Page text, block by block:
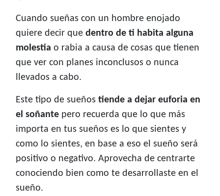
Cuando sueñas con un hombre enojado
quiere decir que dentro de ti habita alguna
molestia o rabia a causa de cosas que tienen
que ver con planes inconclusos o nunca
llevados a cabo.
Este tipo de sueños tiende a dejar euforia en
el soñante pero recuerda que lo que más
importa en tus sueños es lo que sientes y
como lo sientes, en base a eso el sueño será
positivo o negativo. Aprovecha de centrarte
conociendo bien como te desarrollaste en el
sueño.